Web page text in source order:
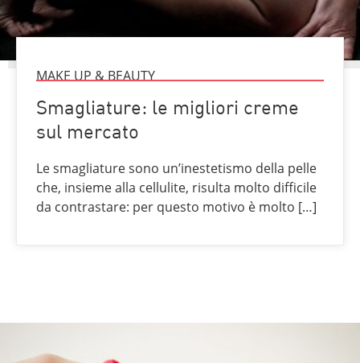
MAKE UP & BEAUTY
Smagliature: le migliori creme
sul mercato
Le smagliature sono un’inestetismo della pelle
che, insieme alla cellulite, risulta molto difficile
da contrastare: per questo motivo è molto […]